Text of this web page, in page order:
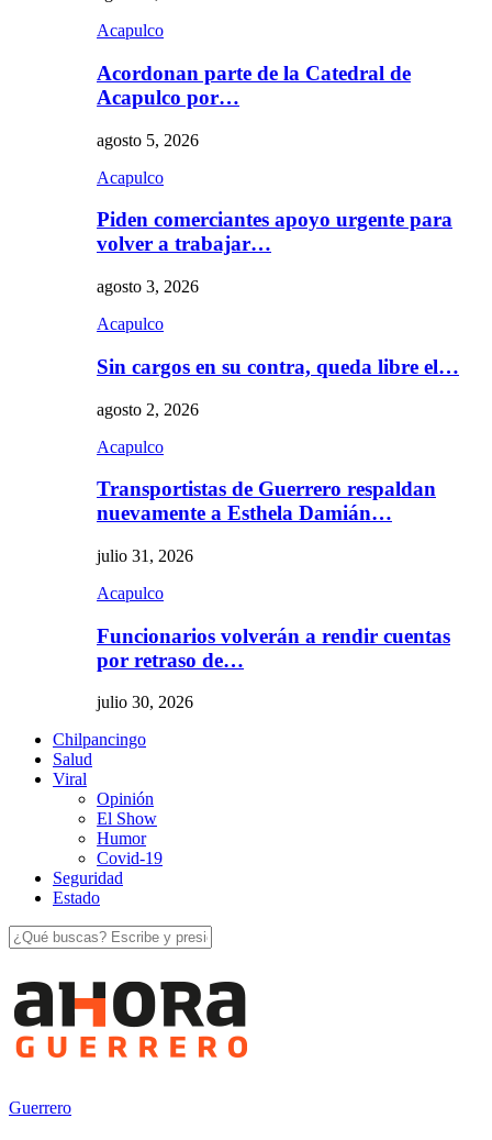
Acapulco
Acordonan parte de la Catedral de
Acapulco por…
agosto 5, 2026
Acapulco
Piden comerciantes apoyo urgente para
volver a trabajar…
agosto 3, 2026
Acapulco
Sin cargos en su contra, queda libre el…
agosto 2, 2026
Acapulco
Transportistas de Guerrero respaldan
nuevamente a Esthela Damián…
julio 31, 2026
Acapulco
Funcionarios volverán a rendir cuentas
por retraso de…
julio 30, 2026
Chilpancingo
Salud
Viral
Opinión
El Show
Humor
Covid-19
Seguridad
Estado
Guerrero